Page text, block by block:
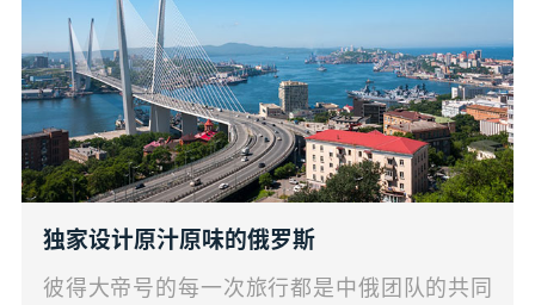
独家设计原汁原味的俄罗斯
彼得大帝号的每一次旅行都是中俄团队的共同